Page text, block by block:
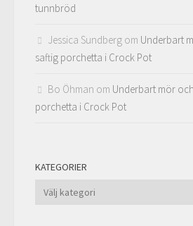
tunnbröd
Jessica Sundberg om Underbart
saftig porchetta i Crock Pot
Bo Öhman om Underbart mör
porchetta i Crock Pot
KATEGORIER
Kategorier